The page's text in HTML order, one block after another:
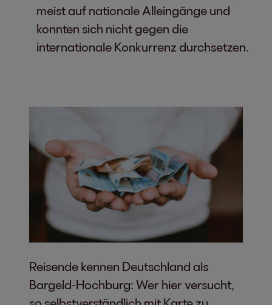
meist auf nationale Alleingänge und
konnten sich nicht gegen die
internationale Konkurrenz durchsetzen.
Reisende kennen Deutschland als
Bargeld-Hochburg: Wer hier versucht,